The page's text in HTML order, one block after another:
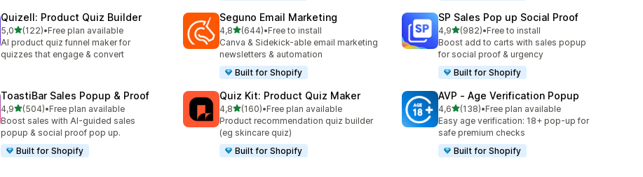
Quizell: Product Quiz Builder
5,0z 5 hvězd
(122)
Celkový počet recenzí: 122
•Free plan available
AI product quiz funnel maker for
quizzes that engage & convert
Seguno Email Marketing
4,8z 5 hvězd
(644)
Celkový počet recenzí: 644
•Free to install
Canva & Sidekick-able email marketing
newsletters & automation
Built for Shopify
SP Sales Pop up Social Proof
4,9z 5 hvězd
(982)
Celkový počet recenzí: 982
•Free to install
Boost add to carts with sales popup
for social proof & urgency
Built for Shopify
ToastiBar Sales Popup & Proof
4,9z 5 hvězd
(504)
Celkový počet recenzí: 504
•Free plan available
Boost sales with AI-guided sales
popup & social proof pop up.
Built for Shopify
Quiz Kit: Product Quiz Maker
4,8z 5 hvězd
(160)
Celkový počet recenzí: 160
•Free plan available
Product recommendation quiz builder
(eg skincare quiz)
Built for Shopify
AVP ‑ Age Verification Popup
4,6z 5 hvězd
(138)
Celkový počet recenzí: 138
•Free plan available
Easy age verification: 18+ pop-up for
safe premium checks
Built for Shopify